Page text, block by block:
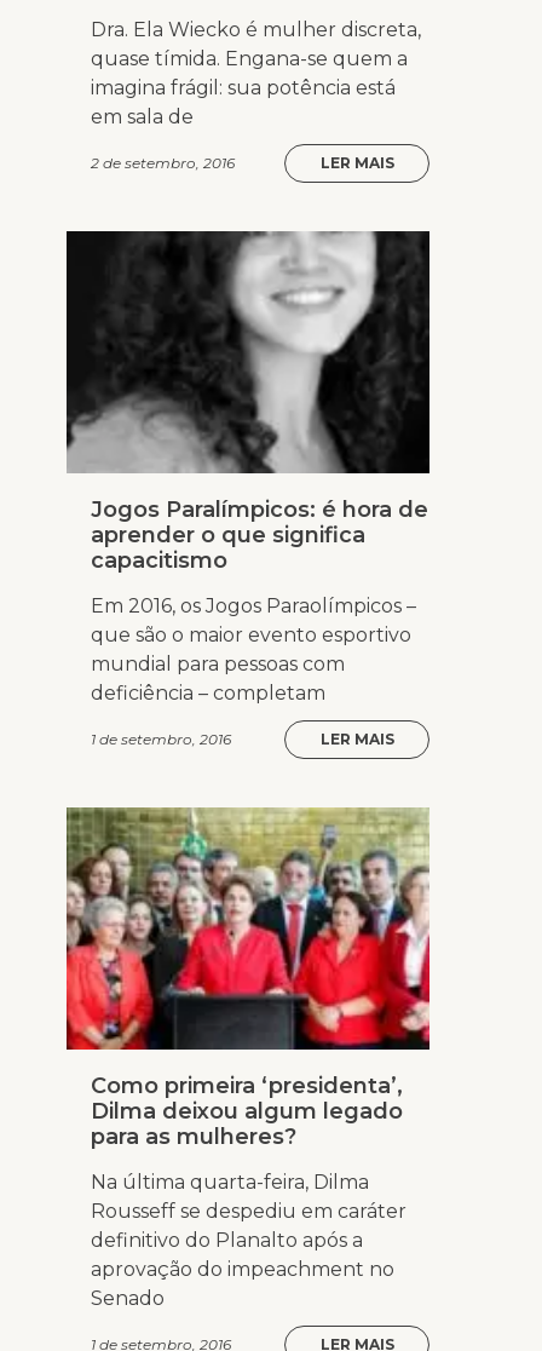
Dra. Ela Wiecko é mulher discreta,
quase tímida. Engana-se quem a
imagina frágil: sua potência está
em sala de
2 de setembro, 2016 LER MAIS
Jogos Paralímpicos: é hora de
aprender o que significa
capacitismo
Em 2016, os Jogos Paraolímpicos –
que são o maior evento esportivo
mundial para pessoas com
deficiência – completam
1 de setembro, 2016 LER MAIS
Como primeira ‘presidenta’,
Dilma deixou algum legado
para as mulheres?
Na última quarta-feira, Dilma
Rousseff se despediu em caráter
definitivo do Planalto após a
aprovação do impeachment no
Senado
1 de setembro, 2016 LER MAIS